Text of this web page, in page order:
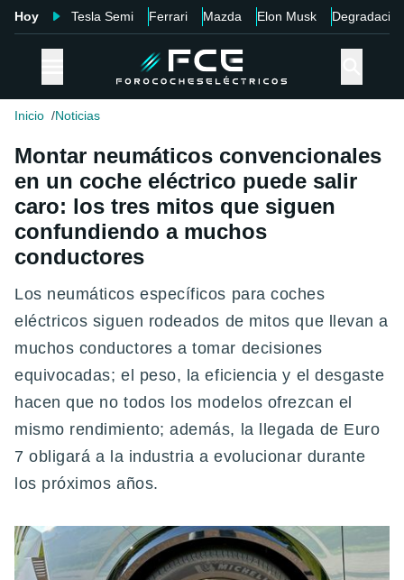
Hoy Tesla Semi Ferrari Mazda Elon Musk Degradación
Inicio Noticias
Montar neumáticos convencionales
en un coche eléctrico puede salir
caro: los tres mitos que siguen
confundiendo a muchos
conductores
Los neumáticos específicos para coches
eléctricos siguen rodeados de mitos que llevan a
muchos conductores a tomar decisiones
equivocadas; el peso, la eficiencia y el desgaste
hacen que no todos los modelos ofrezcan el
mismo rendimiento; además, la llegada de Euro
7 obligará a la industria a evolucionar durante
los próximos años.